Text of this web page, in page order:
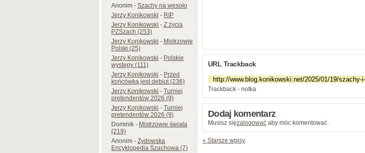
Anonim-Szachy na wesoło
Jerzy Konikowski-RIP
Jerzy Konikowski-Z życia
PZSzach (253)
Jerzy Konikowski-Mistrzowie
Polski (25)
Jerzy Konikowski-Polskie
występy (111)
Jerzy Konikowski-Przed
końcówką jest debiut (236)
Jerzy Konikowski-Turniej
pretendentów 2026 (9)
Jerzy Konikowski-Turniej
pretendentów 2026 (9)
Dominik-Mistrzowie świata
(219)
Anonim-Żydowska
Encyklopedia Szachowa (7)
URL Trackback
Trackback - notka
Dodaj komentarz
Musisz sięzalogować aby móc komentować.
« Starsze wpisy